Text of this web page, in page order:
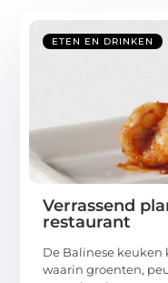
ETEN EN DRINKEN
Verrassend
restaurant
De Balinese
waarin groenten,